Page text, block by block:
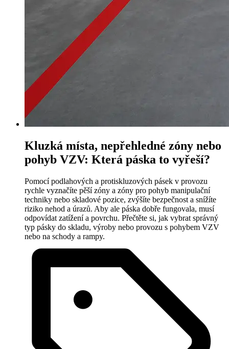
Kluzká místa, nepřehledné zóny nebo
pohyb VZV: Která páska to vyřeší?
Pomocí podlahových a protiskluzových pásek v provozu
rychle vyznačíte pěší zóny a zóny pro pohyb manipulační
techniky nebo skladové pozice, zvýšíte bezpečnost a snížíte
riziko nehod a úrazů. Aby ale páska dobře fungovala, musí
odpovídat zatížení a povrchu. Přečtěte si, jak vybrat správný
typ pásky do skladu, výroby nebo provozu s pohybem VZV
nebo na schody a rampy.